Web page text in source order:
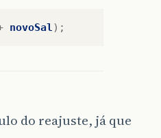
novoSal );
do reajuste, já que